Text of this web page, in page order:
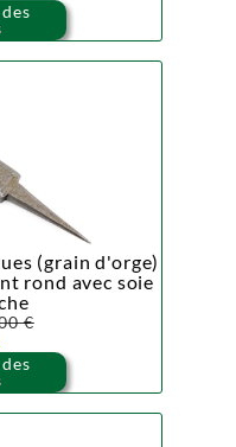
(grain d'orge)
rond avec soie
€